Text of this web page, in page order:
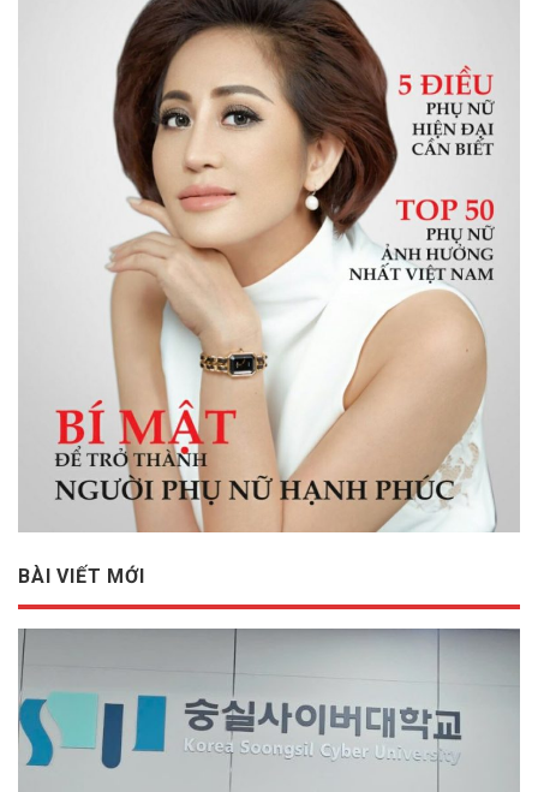
BÀI VIẾT MỚI